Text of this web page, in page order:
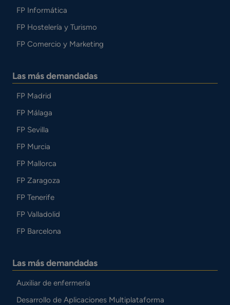
FP Informática
FP Hostelería y Turismo
FP Comercio y Marketing
Las más demandadas
FP Madrid
FP Málaga
FP Sevilla
FP Murcia
FP Mallorca
FP Zaragoza
FP Tenerife
FP Valladolid
FP Barcelona
Las más demandadas
Auxiliar de enfermería
Desarrollo de Aplicaciones Multiplataforma